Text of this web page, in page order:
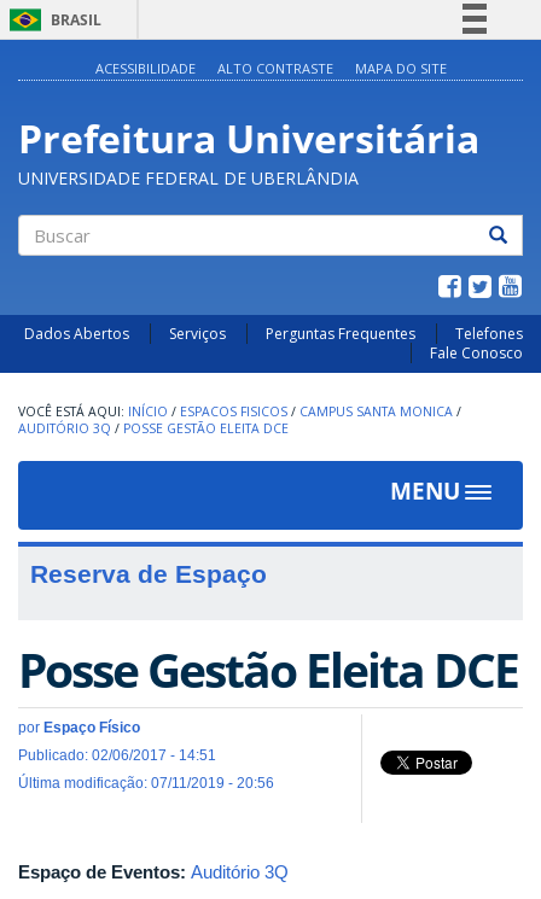
BRASIL
Participe
Acesso à informação
ACESSIBILIDADE ALTO CONTRASTE MAPA DO SITE
Prefeitura Universitária
UNIVERSIDADE FEDERAL DE UBERLÂNDIA
Dados Abertos Serviços Perguntas Frequentes
Telefones
Fale Conosco
INÍCIO / ESPACOS FISICOS / CAMPUS SANTA MONICA /
AUDITÓRIO 3Q / POSSE GESTÃO ELEITA DCE
MENU
Toggle
Reserva de Espaço
Posse Gestão Eleita DCE
por Espaço Físico
Publicado: 02/06/2017 - 14:51
Última modificação: 07/11/2019 - 20:56
Espaço de Eventos: Auditório 3Q